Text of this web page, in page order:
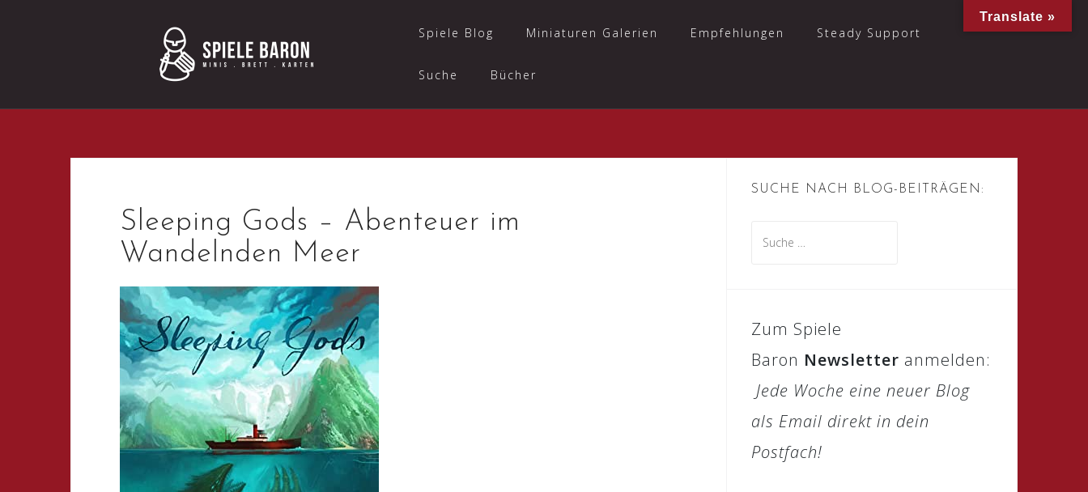
Spiele Blog Miniaturen Galerien Empfehlungen Steady Support
Suche Bücher
Sleeping Gods – Abenteuer im
Wandelnden Meer
SUCHE NACH BLOG-BEITRÄGEN:
nach:
Zum Spiele
Baron Newsletter anmelden:
Jede Woche eine neuer Blog
als Email direkt in dein
Postfach!
Translate »